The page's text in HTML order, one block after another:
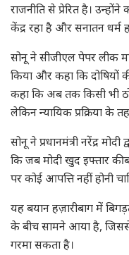
राजनीति से प्रेरित है।
केंद्र रहा है और सनातन धर्म
सोनू ने सीजीएल पेपर लीक
किया और कहा कि दोषियों
कहा कि अब तक किसी भी
लेकिन न्यायिक प्रक्रिया के
सोनू ने प्रधानमंत्री नरेंद्र
कि जब मोदी खुद इफ्तार की
पर कोई आपत्ति नहीं होनी
यह बयान हज़ारीबाग में
के बीच सामने आया है,
गरमा सकता है।